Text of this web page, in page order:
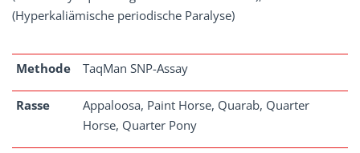
(Hyperkaliämische periodische Paralyse)
Methode TaqMan SNP-Assay
Rasse
Appaloosa, Paint Horse, Quarab, Quarter
Horse, Quarter Pony